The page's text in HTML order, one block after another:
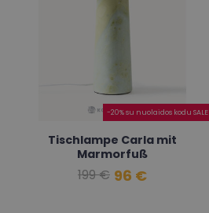
-20% su nuolaidos kodu SALE
Tischlampe Carla mit
Marmorfuß
199 € 96 €